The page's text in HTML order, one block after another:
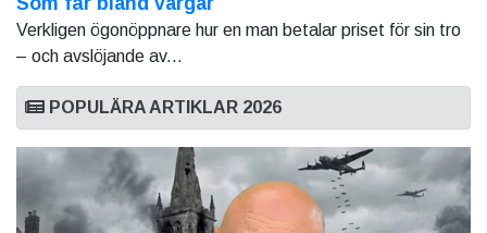
Verkligen ögonöppnare hur en man betalar priset för sin tro
– och avslöjande av...
POPULÄRA ARTIKLAR 2026